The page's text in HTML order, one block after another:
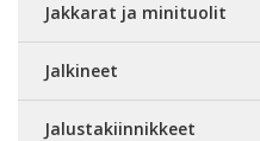
Jakkarat ja minituolit
Jalkineet
Jalustakiinnikkeet